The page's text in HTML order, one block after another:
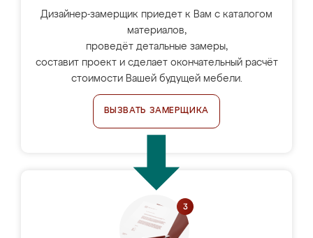
Дизайнер-замерщик приедет к Вам с каталогом
материалов,
проведёт детальные замеры,
составит проект и сделает окончательный расчёт
стоимости Вашей будущей мебели.
ВЫЗВАТЬ ЗАМЕРЩИКА